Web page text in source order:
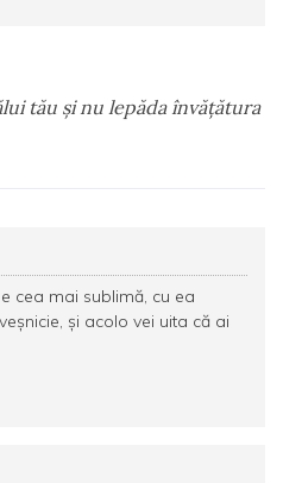
tău şi nu lepăda învăţătura
cea mai sublimă, cu ea
şi acolo vei uita că ai